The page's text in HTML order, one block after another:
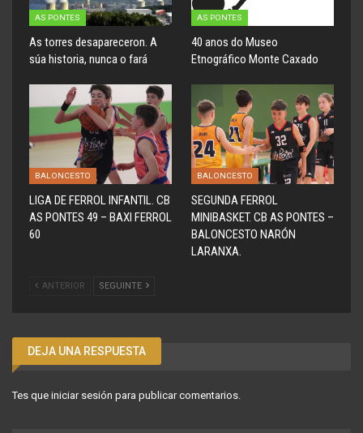
AS PONTES
As torres desapareceron. A
súa historia, nunca o fará
AS PONTES
40 anos do Museo
Etnográfico Monte Caxado
BALONCESTO
LIGA DE FERROL INFANTIL. CB
AS PONTES 49 – BAXI FERROL
60
BALONCESTO
SEGUNDA FERROL
MINIBASKET. CB AS PONTES –
BALONCESTO NARÓN
LARANXA.
ANTERIOR SEGUINTE
DEJA UNA RESPUESTA
Tes que iniciar sesión para publicar comentarios.